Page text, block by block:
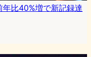
比40%増で新記録達